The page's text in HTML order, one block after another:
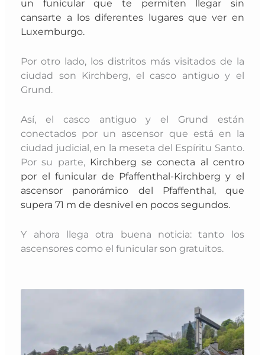
un funicular que te permiten llegar sin
cansarte a los diferentes lugaresque ver en
Luxemburgo.
Por otro lado, los distritos más visitados de la
ciudad son Kirchberg, el casco antiguo y el
Grund.
Así, el casco antiguo y el Grund están
conectados por un ascensor que está en la
ciudad judicial, en la meseta del Espíritu Santo.
Por su parte,Kirchberg se conecta al centro
por el funicular de Pfaffenthal-Kirchberg y el
ascensor panorámico del Pfaffenthal, que
supera 71 m de desnivel en pocos segundos.
Y ahora llega otra buena noticia: tanto los
ascensores como el funicular son gratuitos.